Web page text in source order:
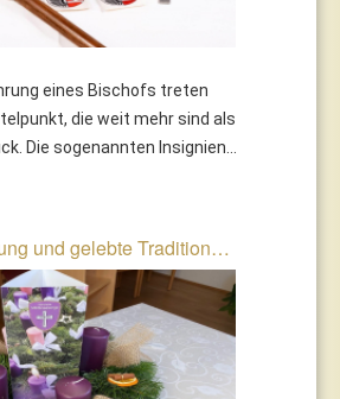
eines Bischofs treten
die weit mehr sind als
Die sogenannten Insignien...
und gelebte Tradition…